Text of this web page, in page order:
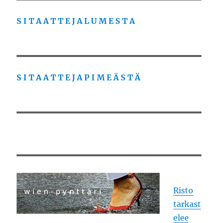
S I T A A T T E J A L U M E S T A
S I T A A T T E J A P I M E Ä S T Ä
Risto
tarkast
elee